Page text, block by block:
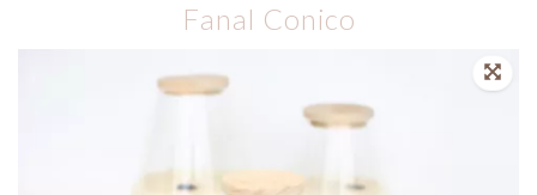
Fanal Conico